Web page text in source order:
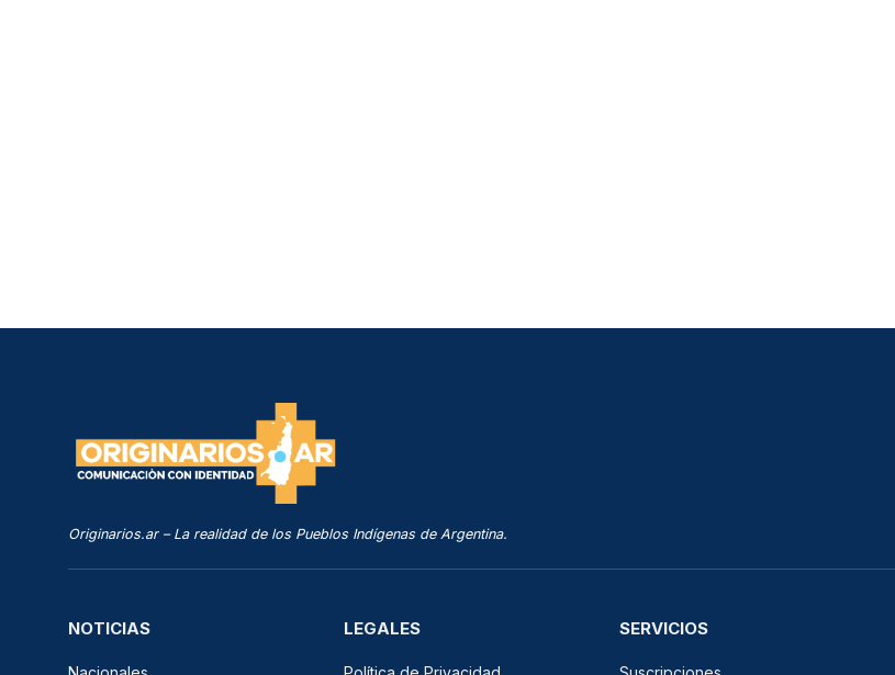
Originarios.ar – La realidad de los Pueblos Indígenas de Argentina.
NOTICIAS LEGALES SERVICIOS